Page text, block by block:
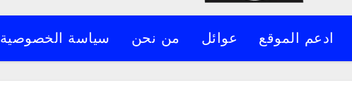
ادعم الموقع عوائل من نحن سياسة الخصوصية